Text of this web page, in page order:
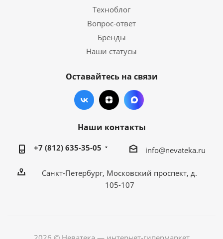
Техноблог
Вопрос-ответ
Бренды
Наши статусы
Оставайтесь на связи
Наши контакты
+7 (812) 635-35-05 info@nevateka.ru
Санкт-Петербург, Московский проспект, д.
105-107